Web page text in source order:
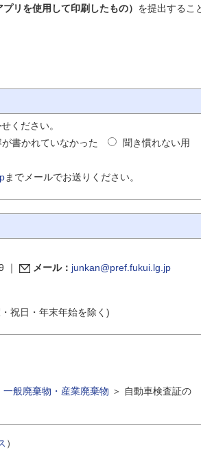
リを使用して印刷したもの） を提出するこ
ください。
書かれていなかった
聞き慣れない用
までメールでお送りください。
｜ メール： junkan@pref.fukui.lg.jp
祝日・年末年始を除く)
一般廃棄物・産業廃棄物 ＞ 自動車検査証の
）